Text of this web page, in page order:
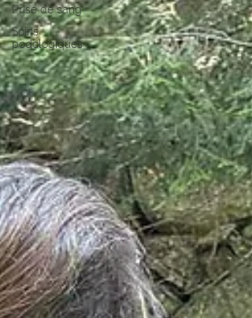
Prise de sang
Soins
podologiques